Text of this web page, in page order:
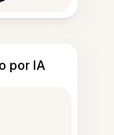
por IA